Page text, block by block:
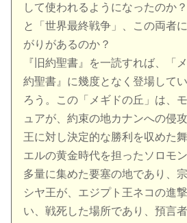
して使われるようになったのか
と「世界最終戦争」、この両者
がりがあるのか？
『旧約聖書』を一読すれば、「
約聖書』に幾度となく登場して
ろう。この「メギドの丘」は、
ュアが、約束の地カナンへの侵
王に対し決定的な勝利を収めた
エルの黄金時代を担ったソロモ
多量に集めた要塞の地であり、
シヤ王が、エジプト王ネコの進
い、戦死した場所であり、預言